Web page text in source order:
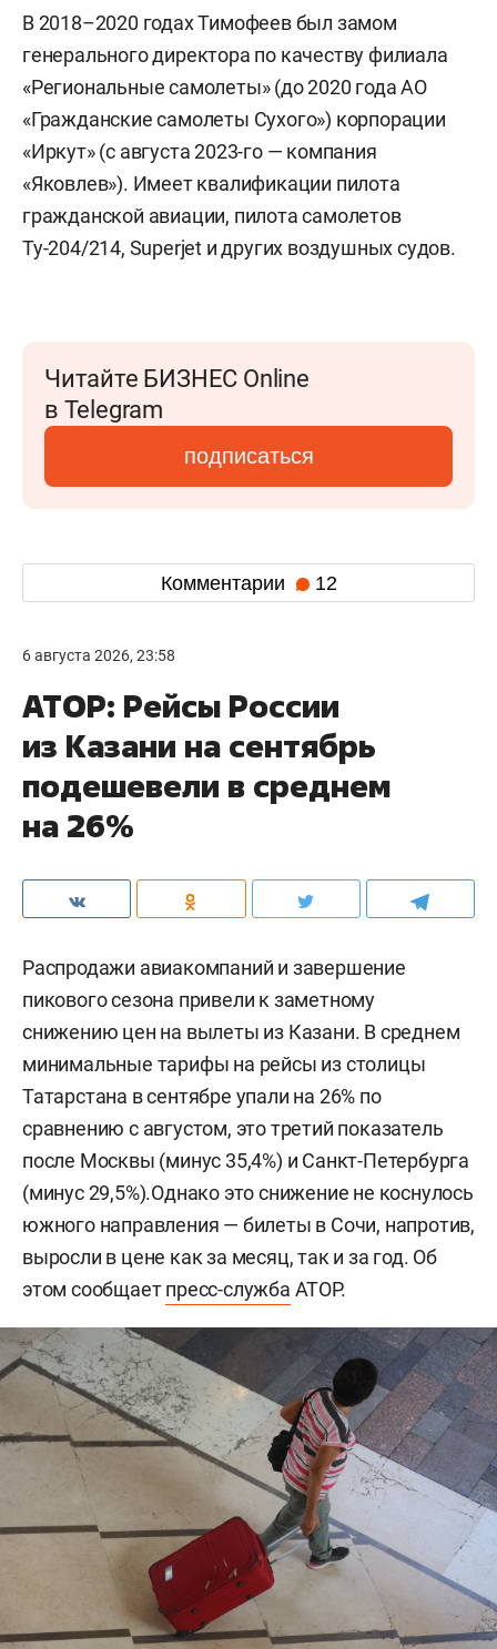
В 2018–2020 годах Тимофеев был замом
генерального директора по качеству филиала
«Региональные самолеты» (до 2020 года АО
«Гражданские самолеты Сухого») корпорации
«Иркут» (с августа 2023-го — компания
«Яковлев»). Имеет квалификации пилота
гражданской авиации, пилота самолетов
Ту-204/214, Superjet и других воздушных судов.
Читайте БИЗНЕС Online
в Telegram
подписаться
Комментарии 12
6 августа 2026, 23:58
АТОР: Рейсы России
из Казани на сентябрь
подешевели в среднем
на 26%
Распродажи авиакомпаний и завершение
пикового сезона привели к заметному
снижению цен на вылеты из Казани. В среднем
минимальные тарифы на рейсы из столицы
Татарстана в сентябре упали на 26% по
сравнению с августом, это третий показатель
после Москвы (минус 35,4%) и Санкт-Петербурга
(минус 29,5%).Однако это снижение не коснулось
южного направления — билеты в Сочи, напротив,
выросли в цене как за месяц, так и за год. Об
этом сообщаетпресс-служба АТОР.